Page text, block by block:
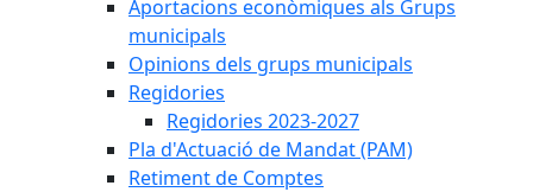
Aportacions econòmiques als Grups
municipals
Opinions dels grups municipals
Regidories
Regidories 2023-2027
Pla d'Actuació de Mandat (PAM)
Retiment de Comptes